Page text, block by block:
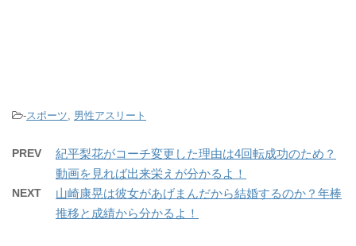
-スポーツ 男性アスリート
PREV
紀平梨花がコーチ変更した理由は4回転成功のため？
動画を見れば出来栄えが分かるよ！
NEXT
山崎康晃は彼女があげまんだから結婚するのか？年棒
推移と成績から分かるよ！